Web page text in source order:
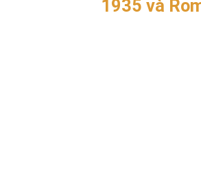
1935 và